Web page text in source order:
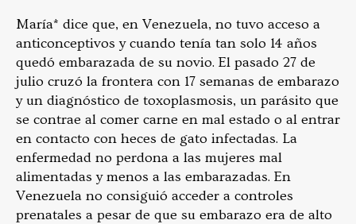
María* dice que, en Venezuela, no tuvo acceso a
anticonceptivos y cuando tenía tan solo 14 años
quedó embarazada de su novio. El pasado 27 de
julio cruzó la frontera con 17 semanas de embarazo
y un diagnóstico de toxoplasmosis, un parásito que
se contrae al comer carne en mal estado o al entrar
en contacto con heces de gato infectadas. La
enfermedad no perdona a las mujeres mal
alimentadas y menos a las embarazadas. En
Venezuela no consiguió acceder a controles
prenatales a pesar de que su embarazo era de alto